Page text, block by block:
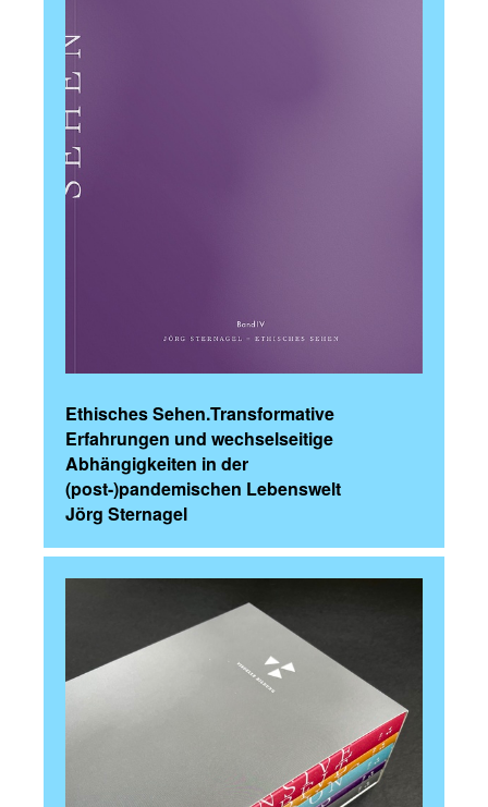
Ethisches Sehen.Transformative
Erfahrungen und wechselseitige
Abhängigkeiten in der
(post-)pandemischen Lebenswelt
Jörg Sternagel